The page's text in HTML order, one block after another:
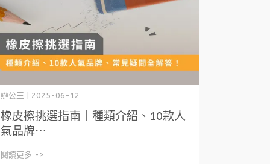
辦公王 | 2025-06-12
橡皮擦挑選指南｜種類介紹、10款人
氣品牌⋯
閱讀更多 ->